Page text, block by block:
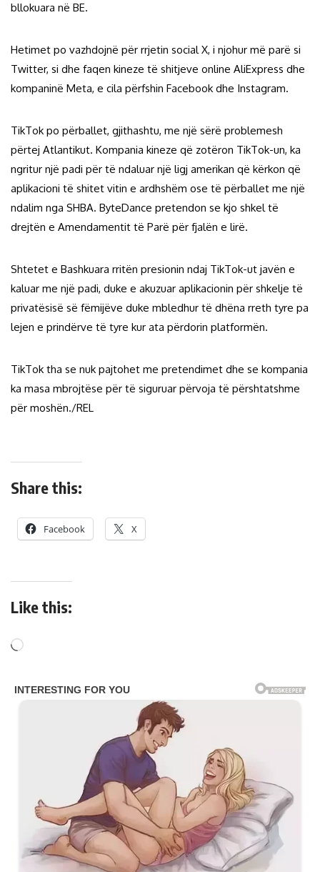
bllokuara në BE.
Hetimet po vazhdojnë për rrjetin social X, i njohur më parë si
Twitter, si dhe faqen kineze të shitjeve online AliExpress dhe
kompaninë Meta, e cila përfshin Facebook dhe Instagram.
TikTok po përballet, gjithashtu, me një sërë problemesh
përtej Atlantikut. Kompania kineze që zotëron TikTok-un, ka
ngritur një padi për të ndaluar një ligj amerikan që kërkon që
aplikacioni të shitet vitin e ardhshëm ose të përballet me një
ndalim nga SHBA. ByteDance pretendon se kjo shkel të
drejtën e Amendamentit të Parë për fjalën e lirë.
Shtetet e Bashkuara rritën presionin ndaj TikTok-ut javën e
kaluar me një padi, duke e akuzuar aplikacionin për shkelje të
privatësisë së fëmijëve duke mbledhur të dhëna rreth tyre pa
lejen e prindërve të tyre kur ata përdorin platformën.
TikTok tha se nuk pajtohet me pretendimet dhe se kompania
ka masa mbrojtëse për të siguruar përvoja të përshtatshme
për moshën./REL
Share this:
Facebook X
Like this: